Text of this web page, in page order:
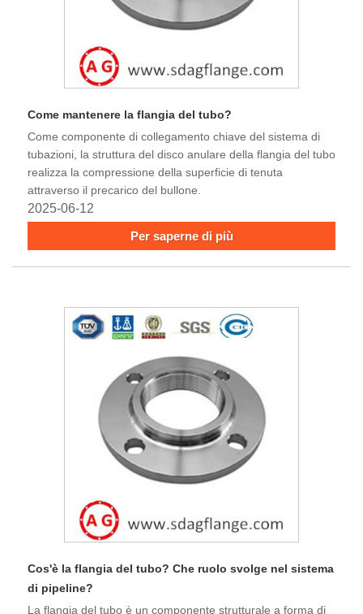
Come mantenere la flangia del tubo?
Come componente di collegamento chiave del sistema di
tubazioni, la struttura del disco anulare della flangia del tubo
realizza la compressione della superficie di tenuta
attraverso il precarico del bullone.
2025-06-12
Per saperne di più
Cos'è la flangia del tubo? Che ruolo svolge nel sistema
di pipeline?
La flangia del tubo è un componente strutturale a forma di